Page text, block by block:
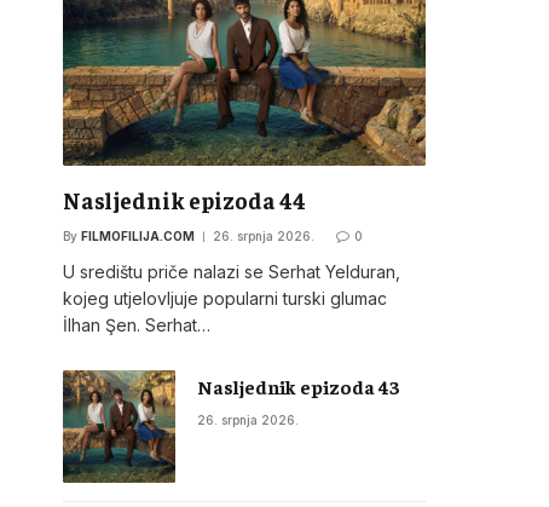
Nasljednik epizoda 44
By FILMOFILIJA.COM 26. srpnja 2026. 0
U središtu priče nalazi se Serhat Yelduran,
kojeg utjelovljuje popularni turski glumac
İlhan Şen. Serhat…
Nasljednik epizoda 43
26. srpnja 2026.